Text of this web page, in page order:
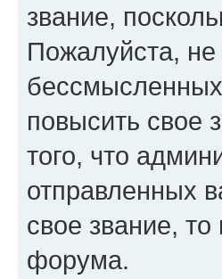
звание,
Пожалуйста, не
повысить свое
того, что
отправленных
свое звание,
форума.